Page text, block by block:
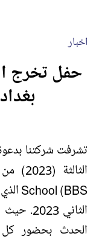
اخبار
حفل تخرج
بغداد
تشرفت شركتنا
الثاني
الحدث بحضور كل